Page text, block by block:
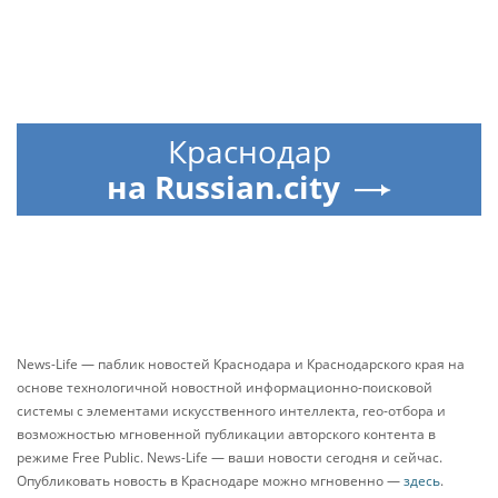
Краснодар
на Russian.city
News-Life — паблик новостей Краснодара и Краснодарского края на
основе технологичной новостной информационно-поисковой
системы с элементами искусственного интеллекта, гео-отбора и
возможностью мгновенной публикации авторского контента в
режиме Free Public. News-Life — ваши новости сегодня и сейчас.
Опубликовать новость в Краснодаре можно мгновенно —здесь.